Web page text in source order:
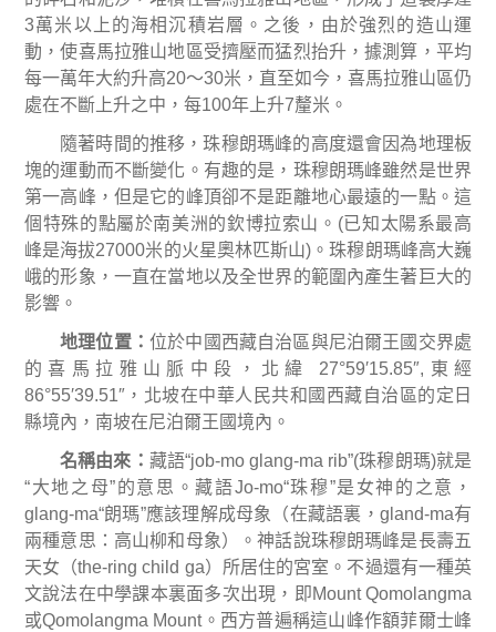
3萬米以上的海相沉積岩層。之後，由於強烈的造山運
動，使喜馬拉雅山地區受擠壓而猛烈抬升，據測算，平均
每一萬年大約升高20～30米，直至如今，喜馬拉雅山區仍
處在不斷上升之中，每100年上升7釐米。
隨著時間的推移，珠穆朗瑪峰的高度還會因為地理板
塊的運動而不斷變化。有趣的是，珠穆朗瑪峰雖然是世界
第一高峰，但是它的峰頂卻不是距離地心最遠的一點。這
個特殊的點屬於南美洲的欽博拉索山。 (已知太陽系最高
峰是海拔27000米的火星奧林匹斯山) 。珠穆朗瑪峰高大巍
峨的形象，一直在當地以及全世界的範圍內產生著巨大的
影響。
地理位置：位於中國西藏自治區與尼泊爾王國交界處
的喜馬拉雅山脈中段，北緯
27°59′15.85″, 東經
86°55′39.51″ ，北坡在中華人民共和國西藏自治區的定日
縣境內，南坡在尼泊爾王國境內。
名稱由來 ： 藏語“job-mo glang-ma rib”(珠穆朗瑪)就是
“大地之母”的意思。藏語Jo-mo“珠穆”是女神的之意，
glang-ma“朗瑪”應該理解成母象（在藏語裏， gland-ma有
兩種意思：高山柳和母象）。神話說珠穆朗瑪峰是長壽五
天女（the-ring child ga）所居住的宮室。 不過還有一種英
文說法在中學課本裏面多次出現，即Mount Qomolangma
或Qomolangma Mount。西方普遍稱這山峰作額菲爾士峰